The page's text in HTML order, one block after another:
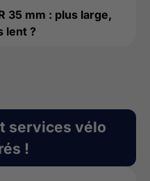
35 mm : plus large,
lent ?
services vélo
!